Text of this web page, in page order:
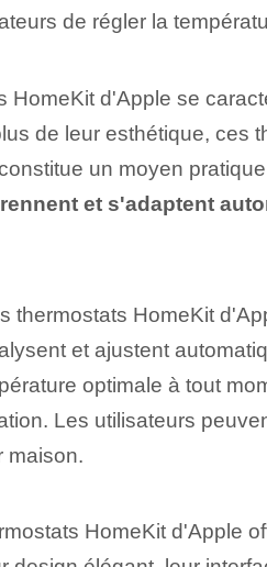
de régler la
HomeKit d'Apple se
de leur esthétique, ces
un moyen
et s'adaptent
thermostats HomeKit
et ajustent
optimale à tout
Les utilisateurs
maison.
HomeKit d'Apple